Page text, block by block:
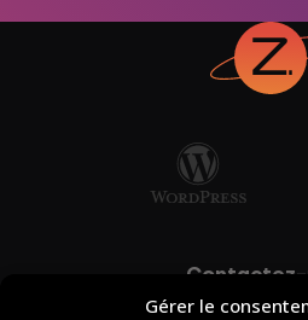
Gérer le
Contactez-